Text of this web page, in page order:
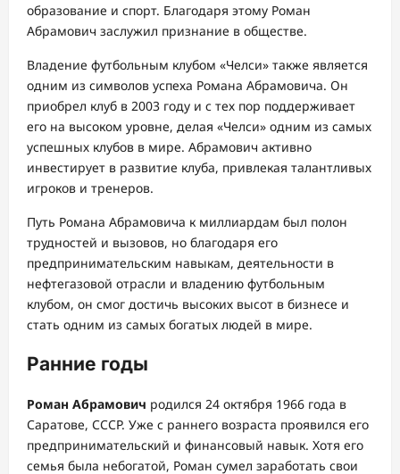
образование и спорт. Благодаря этому Роман
Абрамович заслужил признание в обществе.
Владение футбольным клубом «Челси» также является
одним из символов успеха Романа Абрамовича. Он
приобрел клуб в 2003 году и с тех пор поддерживает
его на высоком уровне, делая «Челси» одним из самых
успешных клубов в мире. Абрамович активно
инвестирует в развитие клуба, привлекая талантливых
игроков и тренеров.
Путь Романа Абрамовича к миллиардам был полон
трудностей и вызовов, но благодаря его
предпринимательским навыкам, деятельности в
нефтегазовой отрасли и владению футбольным
клубом, он смог достичь высоких высот в бизнесе и
стать одним из самых богатых людей в мире.
Ранние годы
Роман Абрамович родился 24 октября 1966 года в
Саратове, СССР. Уже с раннего возраста проявился его
предпринимательский и финансовый навык. Хотя его
семья была небогатой, Роман сумел заработать свои